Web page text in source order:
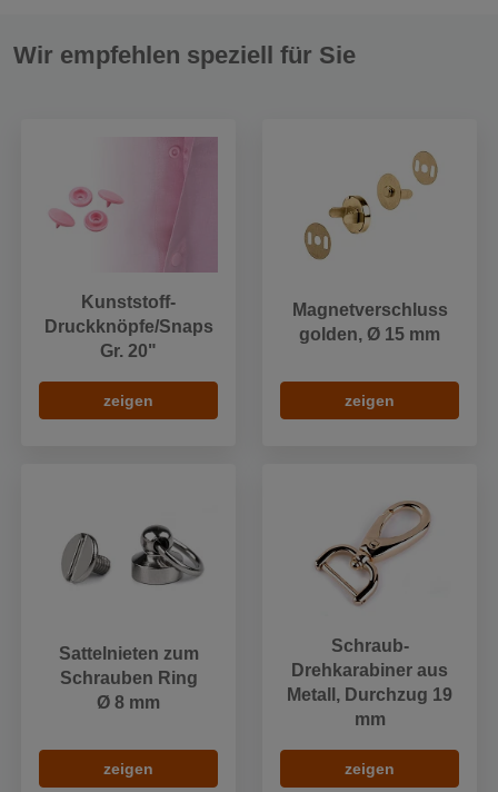
Wir empfehlen speziell für Sie
Kunststoff-
Druckknöpfe/Snaps
Gr. 20"
zeigen
Magnetverschluss
golden, Ø 15 mm
zeigen
Sattelnieten zum
Schrauben Ring
Ø 8 mm
zeigen
Schraub-
Drehkarabiner aus
Metall, Durchzug 19
mm
zeigen